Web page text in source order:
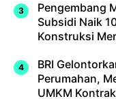
Pengembang
Subsidi Naik
Konstruksi
BRI
Perumahan,
UMKM